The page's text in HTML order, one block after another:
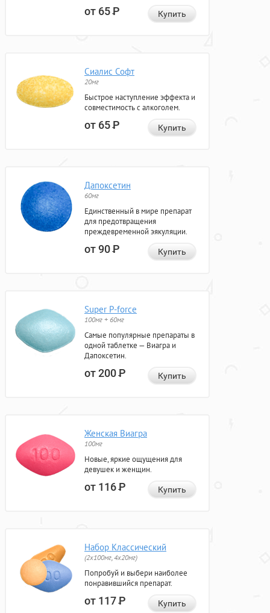
от 65Р Купить
Сиалис Софт
20мг
Быстрое наступление эффекта и
совместимость с алкоголем.
от 65Р Купить
Дапоксетин
60мг
Единственный в мире препарат
для предотвращения
преждевременной эякуляции.
от 90Р Купить
Super P-force
100мг + 60мг
Самые популярные препараты в
одной таблетке — Виагра и
Дапоксетин.
от 200Р Купить
Женская Виагра
100мг
Новые, яркие ощущения для
девушек и женщин.
от 116Р Купить
Набор Классический
(2x100мг, 4x20мг)
Попробуй и выбери наиболее
понравившийся препарат.
от 117Р Купить